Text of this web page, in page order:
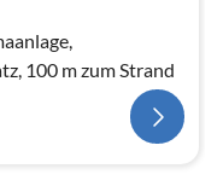
100 m zum Strand